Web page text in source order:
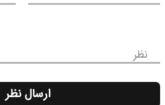
نظر
ارسال نظر